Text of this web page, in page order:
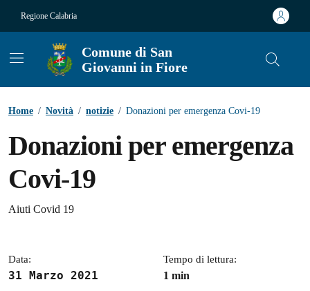
Regione Calabria
Comune di San
Giovanni in Fiore
Home / Novità / notizie / Donazioni per emergenza Covi-19
Donazioni per emergenza
Covi-19
Dettagli della notizia
Aiuti Covid 19
Data:
31 Marzo 2021
Tempo di lettura:
1 min